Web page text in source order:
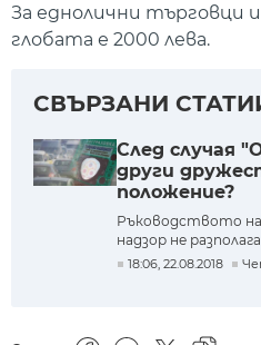
За еднолични търговци
глобата е 2000 лева.
СВЪРЗАНИ
След случая
други
положение?
Ръководството
надзор не
18:06, 22.08.2018